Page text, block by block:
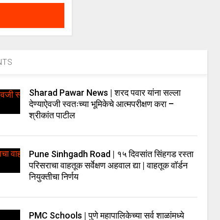
Sharad Pawar News | शरद पवार यांना सल्ला
देण्याऐवजी स्वतःच्या भूमिकेचे आत्मपरीक्षण करा –
श्रीकांत पाटील
Pune Sinhgadh Road | १५ दिवसांत सिंहगड रस्ता
परिसराचा वाहतूक सर्वेक्षण अहवाल द्या | वाहतूक वॉर्डन
नियुक्तीचा निर्णय
PMC Schools | पुणे महापालिकेच्या सर्व शाळांमध्ये